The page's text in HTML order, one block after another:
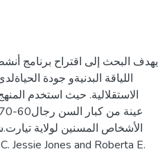
يهدف البحث إلى اقتراح برنامج
اللياقة البدنيةو جودة
الاستقلالية. حيث استخدم
الأشخاص المسنين لولاية